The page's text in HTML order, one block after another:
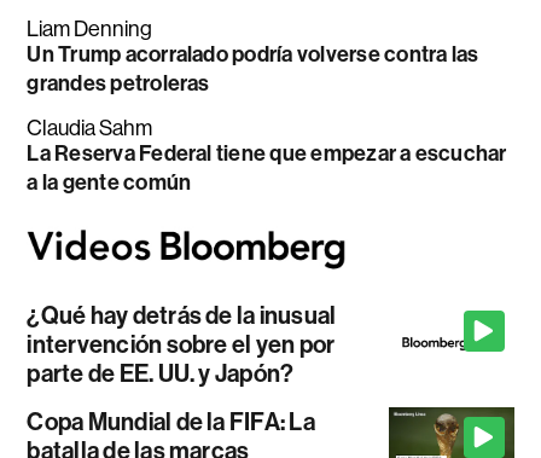
Liam Denning
Un Trump acorralado podría volverse contra las
grandes petroleras
Claudia Sahm
La Reserva Federal tiene que empezar a escuchar
a la gente común
¿Qué hay detrás de la inusual
intervención sobre el yen por
parte de EE. UU. y Japón?
Copa Mundial de la FIFA: La
batalla de las marcas